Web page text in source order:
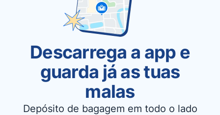
Descarrega a app e
guarda já as tuas
malas
Depósito de bagagem em todo o lado